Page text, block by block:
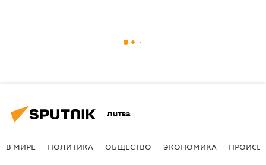
Литва
В МИРЕ ПОЛИТИКА ОБЩЕСТВО ЭКОНОМИКА